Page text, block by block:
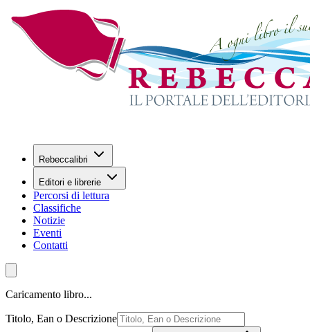
Rebeccalibri
Editori e librerie
Percorsi di lettura
Classifiche
Notizie
Eventi
Contatti
Caricamento libro...
Titolo, Ean o Descrizione